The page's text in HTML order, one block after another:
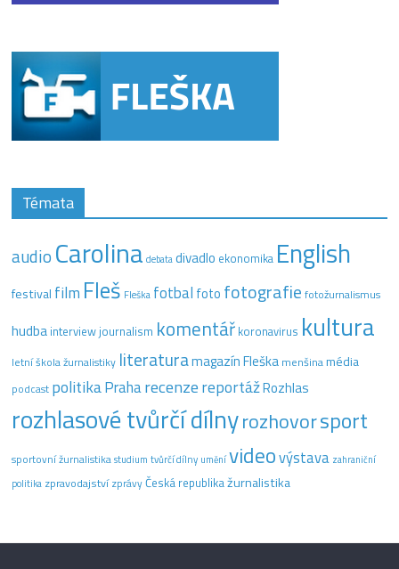
Témata
audio Carolina debata divadlo ekonomika English
festival film Fleš Fleška fotbal foto fotografie fotožurnalismus
hudba interview journalism komentář koronavirus kultura
letní škola žurnalistiky literaturamagazín Fleška menšinamédia
podcast politikaPraharecenzereportážRozhlas
rozhlasové tvůrčí dílnyrozhovorsport
sportovní žurnalistika studium tvůrčí dílny uměnívideovýstava zahraniční
politika zpravodajstvízprávyČeská republikažurnalistika